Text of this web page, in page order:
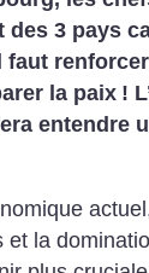
des 3 pays
faut
la paix !
entendre
et la